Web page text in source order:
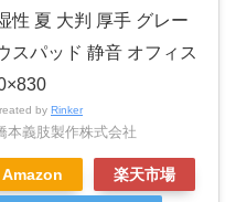
性 夏 大判 厚手 グレー
スパッド 静音 オフィス
by Rinker
本義肢製作株式会社
Amazon 楽天市場